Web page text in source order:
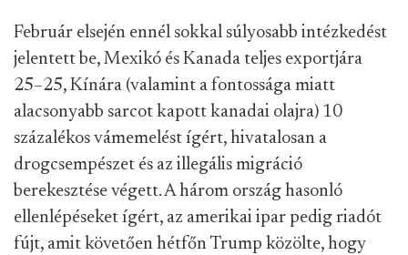
Február elsején ennél sokkal súlyosabb intézkedést
jelentett be, Mexikó és Kanada teljes exportjára
25–25, Kínára (valamint a fontossága miatt
alacsonyabb sarcot kapott kanadai olajra) 10
százalékos vámemelést ígért, hivatalosan a
drogcsempészet és az illegális migráció
berekesztése végett. A három ország hasonló
ellenlépéseket ígért, az amerikai ipar pedig riadót
fújt, amit követően hétfőn Trump közölte, hogy